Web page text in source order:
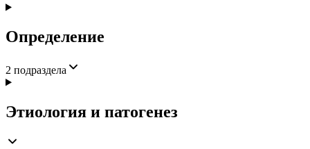
Определение
2 подраздела
Этиология и патогенез